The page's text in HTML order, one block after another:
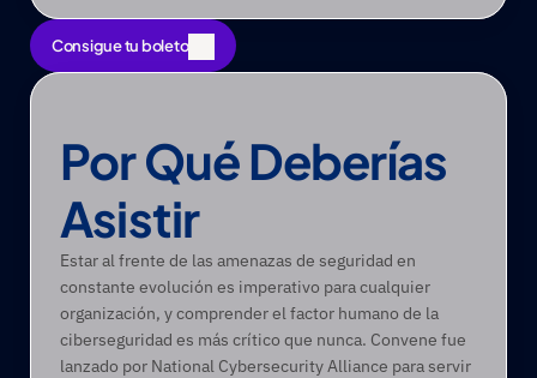
Consigue tu boleto
Consigue tu boleto
Por Qué Deberías
Asistir
Estar al frente de las amenazas de seguridad en
constante evolución es imperativo para cualquier
organización, y comprender el factor humano de la
ciberseguridad es más crítico que nunca. Convene fue
lanzado por National Cybersecurity Alliance para servir